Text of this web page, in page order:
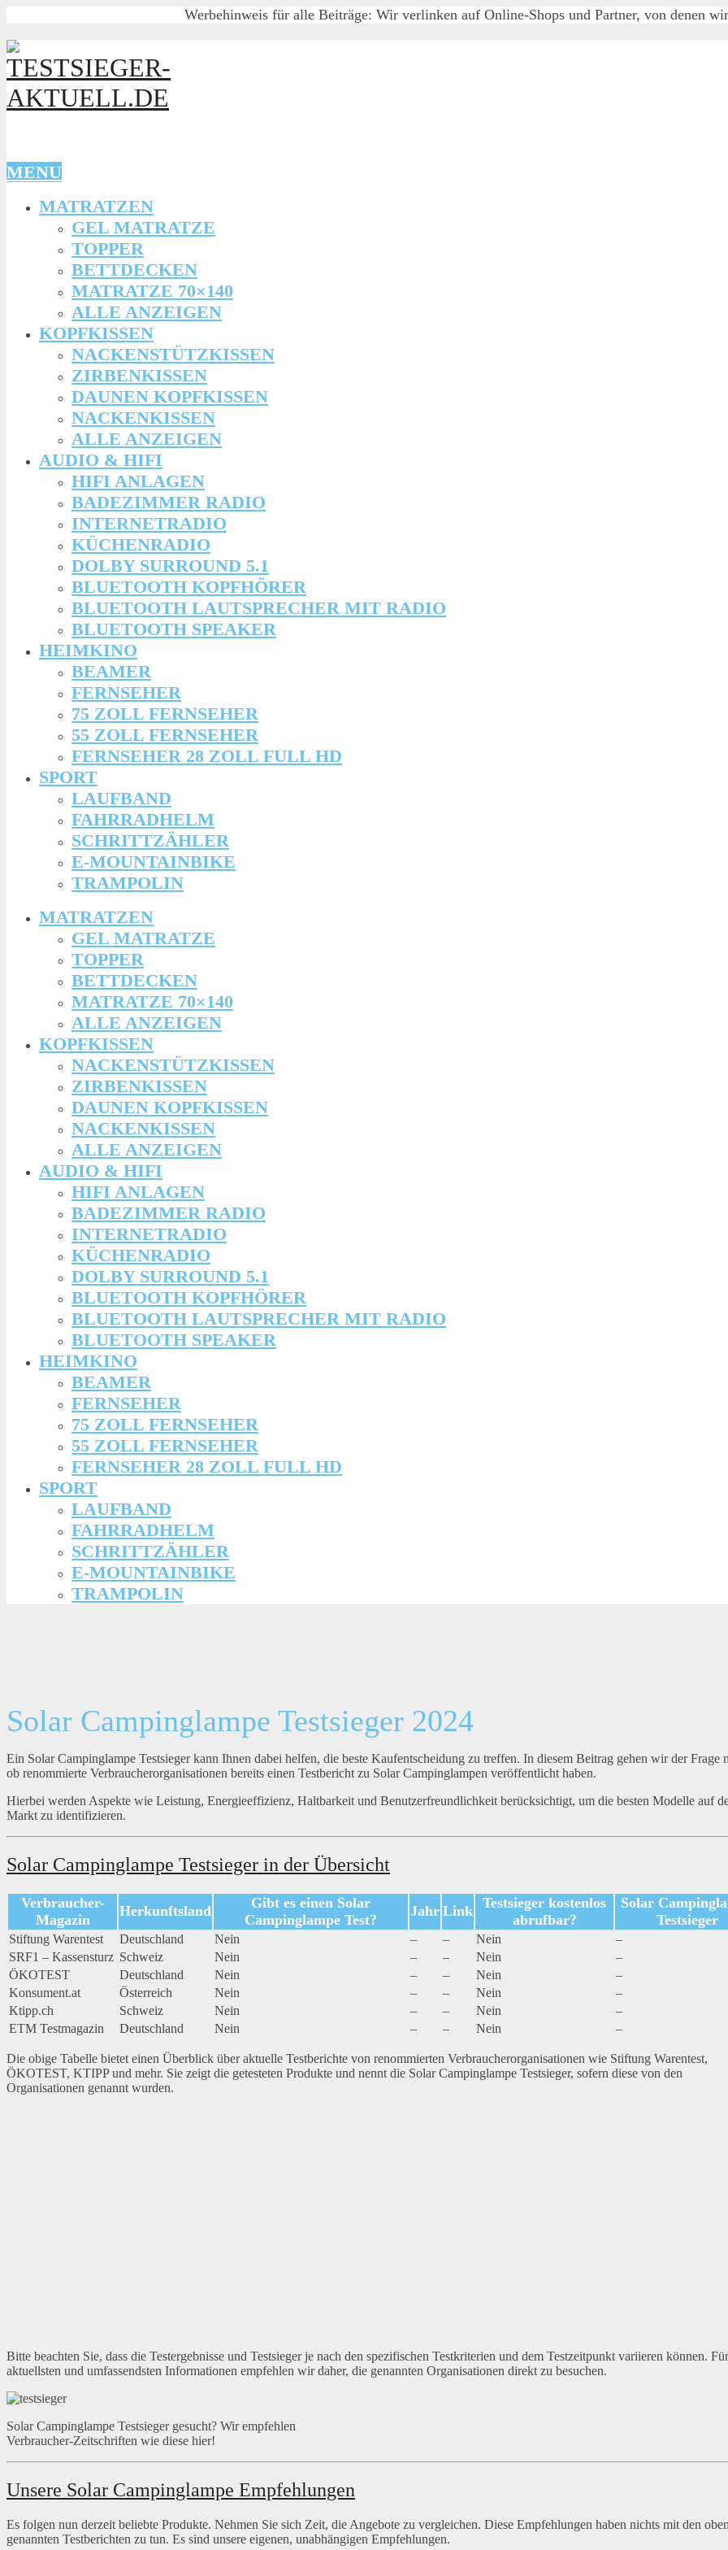
Werbehinweis für alle Beiträge: Wir verlinken auf Online-Shops und Partner, von denen
MENU
MATRATZEN
GEL MATRATZE
TOPPER
BETTDECKEN
MATRATZE 70×140
ALLE ANZEIGEN
KOPFKISSEN
NACKENSTÜTZKISSEN
ZIRBENKISSEN
DAUNEN KOPFKISSEN
NACKENKISSEN
ALLE ANZEIGEN
AUDIO & HIFI
HIFI ANLAGEN
BADEZIMMER RADIO
INTERNETRADIO
KÜCHENRADIO
DOLBY SURROUND 5.1
BLUETOOTH KOPFHÖRER
BLUETOOTH LAUTSPRECHER MIT RADIO
BLUETOOTH SPEAKER
HEIMKINO
BEAMER
FERNSEHER
75 ZOLL FERNSEHER
55 ZOLL FERNSEHER
FERNSEHER 28 ZOLL FULL HD
SPORT
LAUFBAND
FAHRRADHELM
SCHRITTZÄHLER
E-MOUNTAINBIKE
TRAMPOLIN
MATRATZEN
GEL MATRATZE
TOPPER
BETTDECKEN
MATRATZE 70×140
ALLE ANZEIGEN
KOPFKISSEN
NACKENSTÜTZKISSEN
ZIRBENKISSEN
DAUNEN KOPFKISSEN
NACKENKISSEN
ALLE ANZEIGEN
AUDIO & HIFI
HIFI ANLAGEN
BADEZIMMER RADIO
INTERNETRADIO
KÜCHENRADIO
DOLBY SURROUND 5.1
BLUETOOTH KOPFHÖRER
BLUETOOTH LAUTSPRECHER MIT RADIO
BLUETOOTH SPEAKER
HEIMKINO
BEAMER
FERNSEHER
75 ZOLL FERNSEHER
55 ZOLL FERNSEHER
FERNSEHER 28 ZOLL FULL HD
SPORT
LAUFBAND
FAHRRADHELM
SCHRITTZÄHLER
E-MOUNTAINBIKE
TRAMPOLIN
Solar Campinglampe Testsieger 2024
Ein Solar Campinglampe Testsieger kann Ihnen dabei helfen, die beste Kaufentscheidung zu treffen. In diesem Beitrag gehen wir der Frage
ob renommierte Verbraucherorganisationen bereits einen Testbericht zu Solar Campinglampen veröffentlicht haben.
Hierbei werden Aspekte wie Leistung, Energieeffizienz, Haltbarkeit und Benutzerfreundlichkeit berücksichtigt, um die besten Modelle auf
Markt zu identifizieren.
Solar Campinglampe Testsieger in der Übersicht
Verbraucher-
Magazin
Herkunftsland
Gibt es einen Solar
Campinglampe Test?
Jahr Link Testsieger kostenlos
abrufbar?
Solar
Testsieger
Stiftung Warentest Deutschland Nein – – Nein
–
SRF1 – Kassensturz Schweiz Nein – – Nein
–
ÖKOTEST
Deutschland Nein – – Nein
–
Konsument.at
Österreich Nein – – Nein
–
Ktipp.ch
Schweiz Nein – – Nein
–
ETM Testmagazin
Deutschland Nein – – Nein –
Die obige Tabelle bietet einen Überblick über aktuelle Testberichte von renommierten Verbraucherorganisationen wie Stiftung Warentest,
ÖKOTEST, KTIPP und mehr. Sie zeigt die getesteten Produkte und nennt die Solar Campinglampe Testsieger, sofern diese von den
Organisationen genannt wurden.
Bitte beachten Sie, dass die Testergebnisse und Testsieger je nach den spezifischen Testkriterien und dem Testzeitpunkt variieren können.
aktuellsten und umfassendsten Informationen empfehlen wir daher, die genannten Organisationen direkt zu besuchen.
Solar Campinglampe Testsieger gesucht? Wir empfehlen
Verbraucher-Zeitschriften wie diese hier!
Unsere Solar Campinglampe Empfehlungen
Es folgen nun derzeit beliebte Produkte. Nehmen Sie sich Zeit, die Angebote zu vergleichen. Diese Empfehlungen haben nichts mit den
genannten Testberichten zu tun. Es sind unsere eigenen, unabhängigen Empfehlungen.